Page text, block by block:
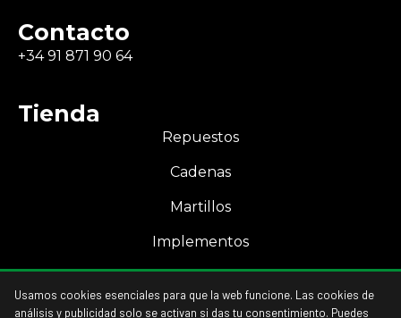
Contacto
+34 91 871 90 64
Tienda
Repuestos
Cadenas
Martillos
Implementos
Acceso a mi cuenta
Usamos cookies esenciales para que la web funcione. Las cookies de
análisis y publicidad solo se activan si das tu consentimiento. Puedes